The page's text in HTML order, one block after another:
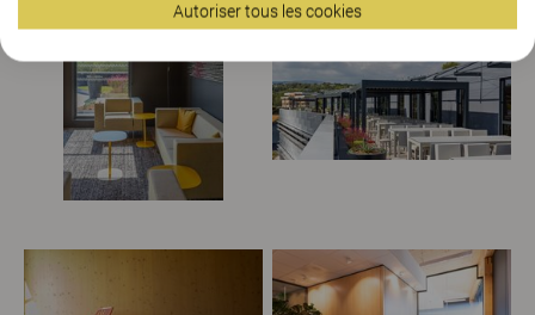
Autoriser tous les cookies